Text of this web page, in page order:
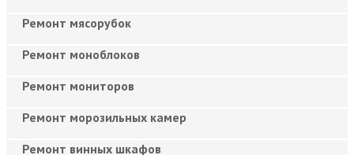
Ремонт мясорубок
Ремонт моноблоков
Ремонт мониторов
Ремонт морозильных камер
Ремонт винных шкафов